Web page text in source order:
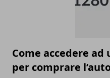
Come accedere
per comprare